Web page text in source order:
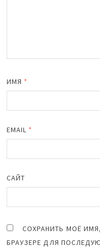
ИМЯ *
EMAIL *
САЙТ
СОХРАНИТЬ МОЁ
БРАУЗЕРЕ ДЛЯ